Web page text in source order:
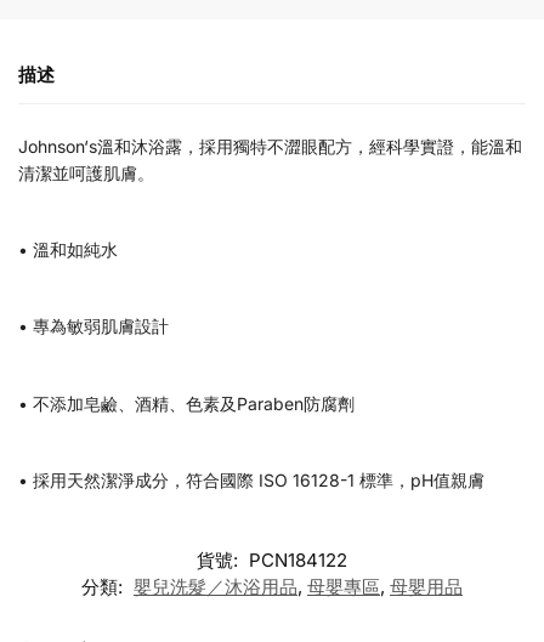
描述
Johnson‘s溫和沐浴露，採用獨特不澀眼配方，經科學實證，能溫和
清潔並呵護肌膚。
• 溫和如純水
• 專為敏弱肌膚設計
• 不添加皂鹼、酒精、色素及Paraben防腐劑
• 採用天然潔淨成分，符合國際 ISO 16128-1 標準，pH值親膚
貨號: PCN184122
分類: 嬰兒洗髮／沐浴用品, 母嬰專區, 母嬰用品